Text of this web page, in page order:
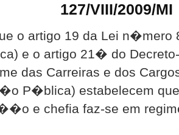
127/VIII/2009/MI
o artigo 19 da Lei n�mero
e o artigo 21� do
das Carreiras e dos
P�blica) estabelecem
e chefia faz-se em